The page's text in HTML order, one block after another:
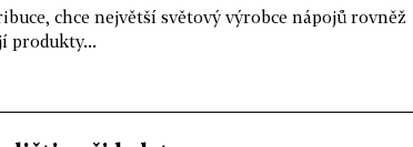
chce největší světový výrobce nápojů rovněž
produkty...